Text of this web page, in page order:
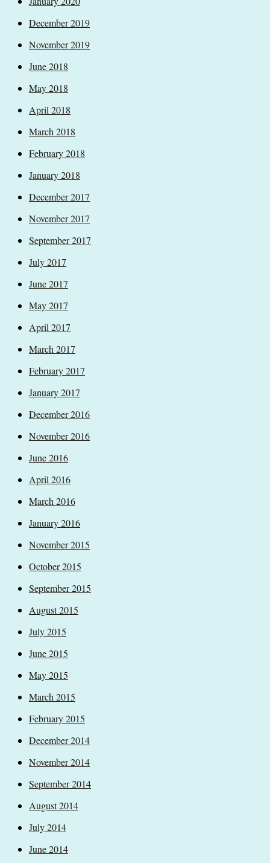
December 2019
November 2019
June 2018
May 2018
April 2018
March 2018
February 2018
January 2018
December 2017
November 2017
September 2017
July 2017
June 2017
May 2017
April 2017
March 2017
February 2017
January 2017
December 2016
November 2016
June 2016
April 2016
March 2016
January 2016
November 2015
October 2015
September 2015
August 2015
July 2015
June 2015
May 2015
March 2015
February 2015
December 2014
November 2014
September 2014
August 2014
July 2014
June 2014